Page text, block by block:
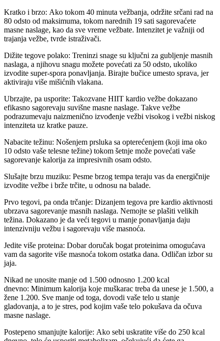
Kratko i brzo: Ako tokom 40 minuta vežbanja, održite srčani rad na
80 odsto od maksimuma, tokom narednih 19 sati sagorevaćete
masne naslage, kao da sve vreme vežbate. Intenzitet je važniji od
trajanja vežbe, tvrde istraživači.
Dižite tegove polako: Treninzi snage su ključni za gubljenje masnih
naslaga, a njihovu snagu možete povećati za 50 odsto, ukoliko
izvodite super-spora ponavljanja. Birajte bučice umesto sprava, jer
aktiviraju više mišićnih vlakana.
Ubrzajte, pa usporite: Takozvane HIIT kardio vežbe dokazano
efikasno sagorevaju suvišne masne naslage. Takve vežbe
podrazumevaju naizmenično izvođenje vežbi visokog i vežbi niskog
intenziteta uz kratke pauze.
Nabacite težinu: Nošenjem prsluka sa opterećenjem (koji ima oko
10 odsto vaše telesne težine) tokom šetnje može povećati vaše
sagorevanje kalorija za impresivnih osam odsto.
Slušajte brzu muziku: Pesme brzog tempa teraju vas da energičnije
izvodite vežbe i brže trčite, u odnosu na balade.
Prvo tegovi, pa onda trčanje: Dizanjem tegova pre kardio aktivnosti
ubrzava sagorevanje masnih naslaga. Nemojte se plašiti velikih
težina. Dokazano je da veći tegovi u manje ponavljanja daju
intenzivniju vežbu i sagorevaju više masnoća.
Jedite više proteina: Dobar doručak bogat proteinima omogućava
vam da sagorite više masnoća tokom ostatka dana. Odličan izbor su
jaja.
Nikad ne unosite manje od 1.500 odnosno 1.200 kcal
dnevno: Minimum kalorija koje muškarac treba da unese je 1.500, a
žene 1.200. Sve manje od toga, dovodi vaše telo u stanje
gladovanja, a to je stres, pod kojim vaše telo pokušava da očuva
masne naslage.
Postepeno smanjujte kalorije: Ako sebi uskratite više do 250 kcal